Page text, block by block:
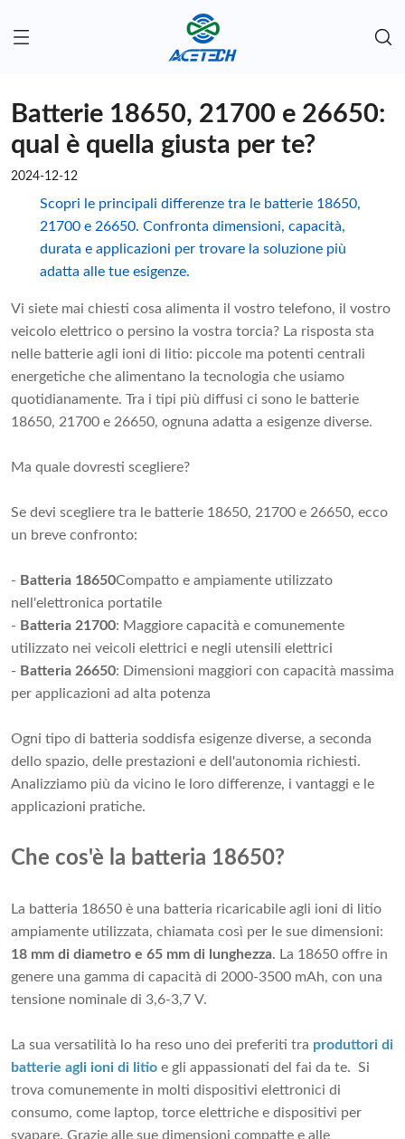
Batterie 18650, 21700 e 26650:
qual è quella giusta per te?
2024-12-12
Scopri le principali differenze tra le batterie 18650,
21700 e 26650. Confronta dimensioni, capacità,
durata e applicazioni per trovare la soluzione più
adatta alle tue esigenze.
Vi siete mai chiesti cosa alimenta il vostro telefono, il vostro
veicolo elettrico o persino la vostra torcia? La risposta sta
nelle batterie agli ioni di litio: piccole ma potenti centrali
energetiche che alimentano la tecnologia che usiamo
quotidianamente. Tra i tipi più diffusi ci sono le batterie
18650, 21700 e 26650, ognuna adatta a esigenze diverse.
Ma quale dovresti scegliere?
Se devi scegliere tra le batterie 18650, 21700 e 26650, ecco
un breve confronto:
- Batteria 18650Compatto e ampiamente utilizzato
nell'elettronica portatile
- Batteria 21700: Maggiore capacità e comunemente
utilizzato nei veicoli elettrici e negli utensili elettrici
- Batteria 26650: Dimensioni maggiori con capacità massima
per applicazioni ad alta potenza
Ogni tipo di batteria soddisfa esigenze diverse, a seconda
dello spazio, delle prestazioni e dell'autonomia richiesti.
Analizziamo più da vicino le loro differenze, i vantaggi e le
applicazioni pratiche.
Che cos'è la batteria 18650?
La batteria 18650 è una batteria ricaricabile agli ioni di litio
ampiamente utilizzata, chiamata così per le sue dimensioni:
18 mm di diametro e 65 mm di lunghezza. La 18650 offre in
genere una gamma di capacità di 2000-3500 mAh, con una
tensione nominale di 3,6-3,7 V.
La sua versatilità lo ha reso uno dei preferiti tra produttori di
batterie agli ioni di litio e gli appassionati del fai da te. Si
trova comunemente in molti dispositivi elettronici di
consumo, come laptop, torce elettriche e dispositivi per
svapare. Grazie alle sue dimensioni compatte e alle